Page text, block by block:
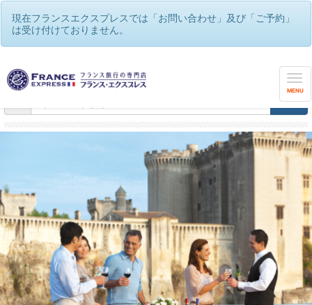
現在フランスエクスプレスでは「お問い合わせ」及び「ご予約」
は受け付けておりません。
MENU
フランスエクスプレス
/
ゆったり、優雅にフランス・リバークルーズ